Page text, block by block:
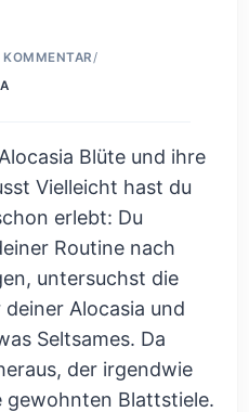
/
Blüte und ihre
Vielleicht hast du
erlebt: Du
Routine nach
untersuchst die
Alocasia und
Seltsames. Da
der irgendwie
gewohnten Blattstiele.